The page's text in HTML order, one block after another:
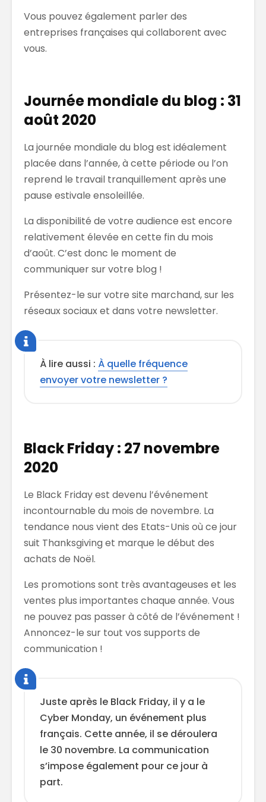
Vous pouvez également parler des
entreprises françaises qui collaborent avec
vous.
Journée mondiale du blog : 31
août 2020
La journée mondiale du blog est idéalement
placée dans l’année, à cette période ou l’on
reprend le travail tranquillement après une
pause estivale ensoleillée.
La disponibilité de votre audience est encore
relativement élevée en cette fin du mois
d’août. C’est donc le moment de
communiquer sur votre blog !
Présentez-le sur votre site marchand, sur les
réseaux sociaux et dans votre newsletter.
À lire aussi : À quelle fréquence
envoyer votre newsletter ?
Black Friday : 27 novembre
2020
Le Black Friday est devenu l’événement
incontournable du mois de novembre. La
tendance nous vient des Etats-Unis où ce jour
suit Thanksgiving et marque le début des
achats de Noël.
Les promotions sont très avantageuses et les
ventes plus importantes chaque année. Vous
ne pouvez pas passer à côté de l’événement !
Annoncez-le sur tout vos supports de
communication !
Juste après le Black Friday, il y a le
Cyber Monday, un événement plus
français. Cette année, il se déroulera
le 30 novembre. La communication
s’impose également pour ce jour à
part.